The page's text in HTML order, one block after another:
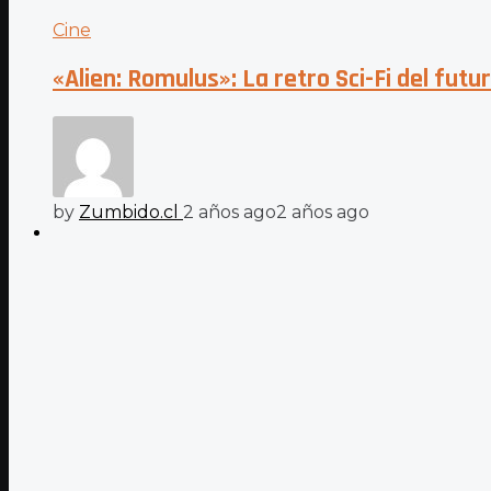
Cine
«Alien: Romulus»: La retro Sci-Fi del
by Zumbido.cl 2 años ago2 años ago